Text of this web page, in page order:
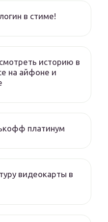
в стиме!
историю в
на айфоне и
платинум
видеокарты в